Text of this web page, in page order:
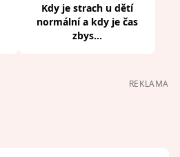
Kdy je strach u dětí
normální a kdy je čas
zbys...
REKLAMA